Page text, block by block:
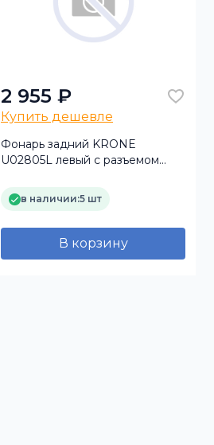
2 955 ₽
Купить дешевле
Фонарь задний KRONE
U02805L левый с разъемом
(кабель) (Т.А.С)
в наличии:5 шт
В корзину